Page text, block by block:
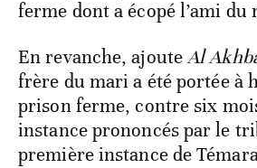
ferme dont a écopé l’ami du
En revanche, ajouteAl
frère du mari a été portée à
prison ferme, contre six
instance prononcés par le
première instance de